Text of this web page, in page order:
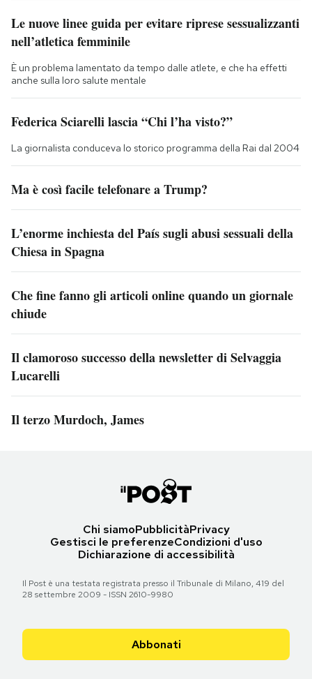
Le nuove linee guida per evitare riprese sessualizzanti
nell’atletica femminile
È un problema lamentato da tempo dalle atlete, e che ha effetti
anche sulla loro salute mentale
Federica Sciarelli lascia “Chi l’ha visto?”
La giornalista conduceva lo storico programma della Rai dal 2004
Ma è così facile telefonare a Trump?
L’enorme inchiesta del País sugli abusi sessuali della
Chiesa in Spagna
Che fine fanno gli articoli online quando un giornale
chiude
Il clamoroso successo della newsletter di Selvaggia
Lucarelli
Il terzo Murdoch, James
Chi siamoPubblicitàPrivacy
Gestisci le preferenzeCondizioni d'uso
Dichiarazione di accessibilità
Il Post è una testata registrata presso il Tribunale di Milano, 419 del
28 settembre 2009 - ISSN 2610-9980
Abbonati